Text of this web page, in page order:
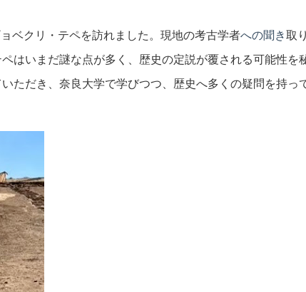
ベクリ・テペを訪れました。現地の考古学者への聞き取
はいまだ謎な点が多く、歴史の定説が覆される可能性
ただき、奈良大学で学びつつ、歴史へ多くの疑問を持っ